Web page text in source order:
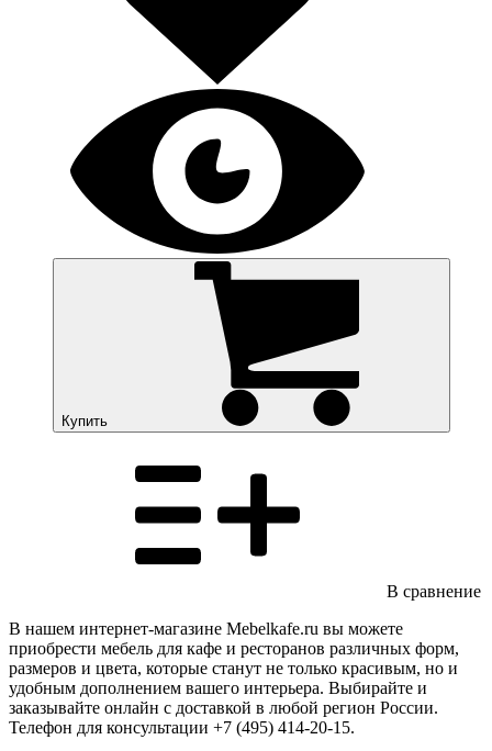
Купить
В сравнение
В нашем интернет-магазине Mebelkafe.ru вы можете
приобрести мебель для кафе и ресторанов различных форм,
размеров и цвета, которые станут не только красивым, но и
удобным дополнением вашего интерьера. Выбирайте и
заказывайте онлайн с доставкой в любой регион России.
Телефон для консультации +7 (495) 414-20-15.